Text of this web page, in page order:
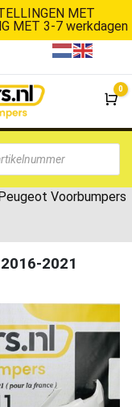
MET
MET 3-7 werkdagen
0
Voorbumpers
2021